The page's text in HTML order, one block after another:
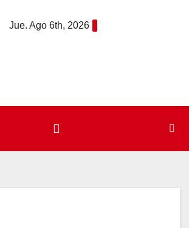
Jue. Ago 6th, 2026